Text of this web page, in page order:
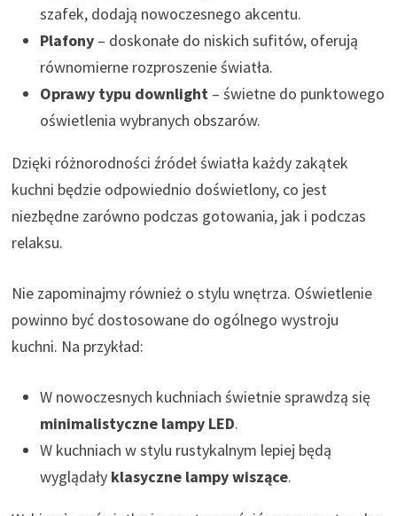
szafek, dodają nowoczesnego akcentu.
Plafony – doskonałe do niskich sufitów, oferują
równomierne rozproszenie światła.
Oprawy typu downlight – świetne do punktowego
oświetlenia wybranych obszarów.
Dzięki różnorodności źródeł światła każdy zakątek
kuchni będzie odpowiednio doświetlony, co jest
niezbędne zarówno podczas gotowania, jak i podczas
relaksu.
Nie zapominajmy również o stylu wnętrza. Oświetlenie
powinno być dostosowane do ogólnego wystroju
kuchni. Na przykład:
W nowoczesnych kuchniach świetnie sprawdzą się
minimalistyczne lampy LED.
W kuchniach w stylu rustykalnym lepiej będą
wyglądały klasyczne lampy wiszące.